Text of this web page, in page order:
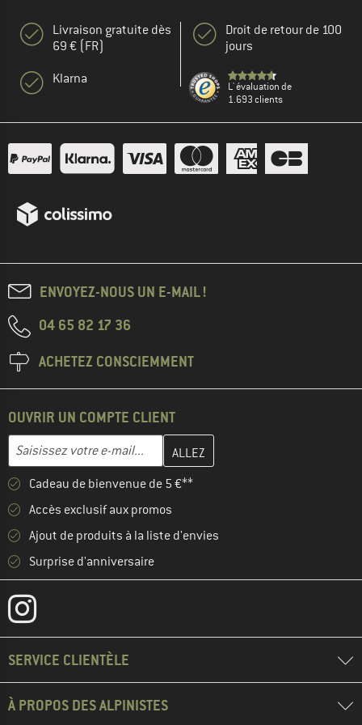
Livraison gratuite dès
69 € (FR)
Klarna
Droit de retour de 100
jours
L' évaluation de
1.693 clients
ENVOYEZ-NOUS UN E-MAIL !
04 65 82 17 36
ACHETEZ CONSCIEMMENT
OUVRIR UN COMPTE CLIENT
Adresse e-mail
Entrez votre adresse e-mail ici et créez votre compte client à la
Cadeau de bienvenue de 5 €**
Accès exclusif aux promos
Ajout de produits à la liste d'envies
Surprise d'anniversaire
SERVICE CLIENTÈLE
À PROPOS DES ALPINISTES